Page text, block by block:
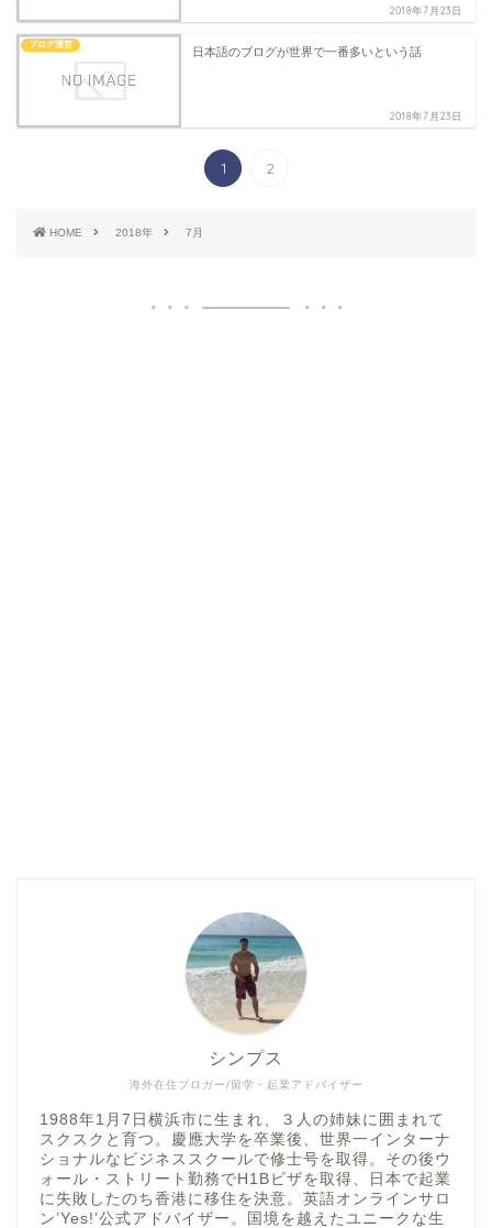
2018年7月23日
ブログ運営
日本語のブログが世界で一番多いという話
2018年7月23日
1 2
HOME 2018年 7月
海外在住ブロガー/留学・起業アドバイザー
シンプス
1988年1月7日横浜市に生まれ、３人の姉妹に囲まれて
スクスクと育つ。慶應大学を卒業後、世界一インターナ
ショナルなビジネススクールで修士号を取得。その後ウ
ォール・ストリート勤務でH1Bビザを取得、日本で起業
に失敗したのち香港に移住を決意。英語オンラインサロ
ン’Yes!’公式アドバイザー。国境を越えたユニークな生